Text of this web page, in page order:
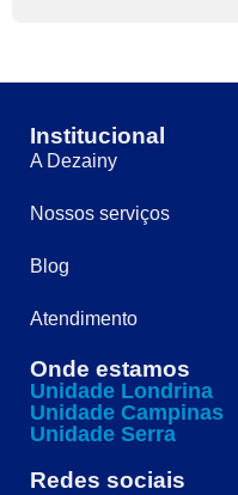
Institucional
A Dezainy
Nossos serviços
Blog
Atendimento
Onde estamos
Unidade Londrina
Unidade Campinas
Unidade Serra
Redes sociais